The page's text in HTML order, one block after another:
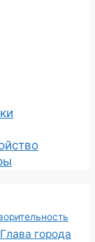
Глава города